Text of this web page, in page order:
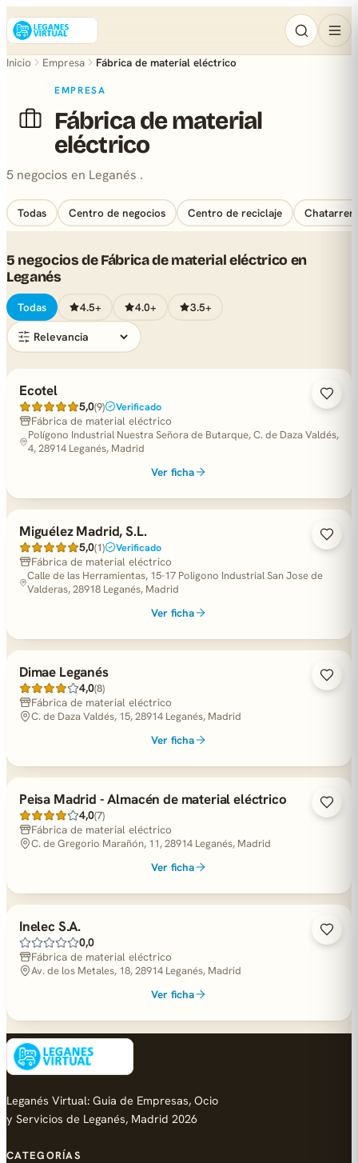
Inicio Empresa Fábrica de material eléctrico
EMPRESA
Fábrica de material
eléctrico
5 negocios en Leganés .
Todas Centro de negocios Centro de reciclaje
5 negocios de Fábrica de material eléctrico en
Leganés
Todas 4.5+ 4.0+ 3.5+
Ecotel
5,0(9) Verificado
Fábrica de material eléctrico
Polígono Industrial Nuestra Señora de Butarque, C. de Daza Valdés,
4, 28914 Leganés, Madrid
Ver ficha
Miguélez Madrid, S.L.
5,0(1) Verificado
Fábrica de material eléctrico
Calle de las Herramientas, 15-17 Poligono Industrial San Jose de
Valderas, 28918 Leganés, Madrid
Ver ficha
Dimae Leganés
4,0(8)
Fábrica de material eléctrico
C. de Daza Valdés, 15, 28914 Leganés, Madrid
Ver ficha
Peisa Madrid - Almacén de material eléctrico
4,0(7)
Fábrica de material eléctrico
C. de Gregorio Marañón, 11, 28914 Leganés, Madrid
Ver ficha
Inelec S.A.
0,0
Fábrica de material eléctrico
Av. de los Metales, 18, 28914 Leganés, Madrid
Ver ficha
Leganés Virtual: Guia de Empresas, Ocio
y Servicios de Leganés, Madrid 2026
CATEGORÍAS